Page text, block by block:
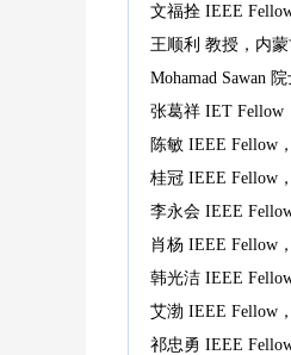
文福拴 IEEE
王顺利 教授，内
Mohamad Sawan
张葛祥 IET Fellow
陈敏 IEEE Fellow
桂冠 IEEE Fellow
李永会 IEEE
肖杨 IEEE Fellow
韩光洁 IEEE
艾渤 IEEE Fellow
祁忠勇 IEEE